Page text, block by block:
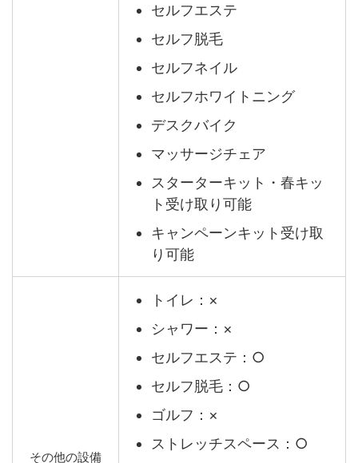
セルフエステ
セルフ脱毛
セルフネイル
セルフホワイトニング
デスクバイク
マッサージチェア
スターターキット・春キッ
ト受け取り可能
キャンペーンキット受け取
り可能
その他の設備
トイレ：×
シャワー：×
セルフエステ：○
セルフ脱毛：○
ゴルフ：×
ストレッチスペース：○